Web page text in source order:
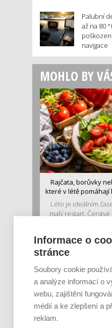
Palubní
až na 80
navigace
MOHLO BY
Rajčata, borůvky
které v létě pomáhají
Léto je ideálním
malý restart.
Informace o
stránce
Soubory cookie
a analýze informací o
webu, zajištění
médií a ke zlepšení a
reklam.